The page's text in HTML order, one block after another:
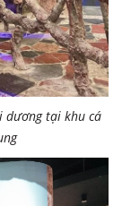
dương tại khu cá